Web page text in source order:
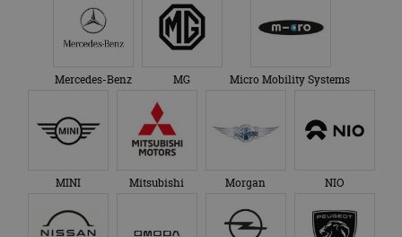
Mercedes-Benz MG Micro Mobility Systems
MINI Mitsubishi Morgan NIO